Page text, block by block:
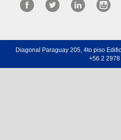
Diagonal Paraguay 205, 4to piso
+56 2